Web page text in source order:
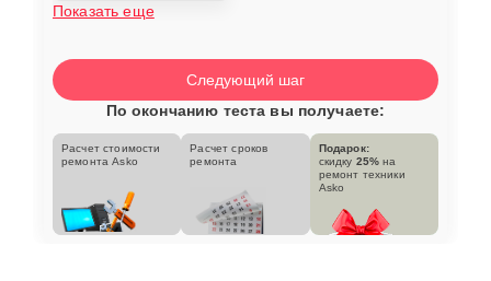
Показать еще
Следующий шаг
По окончанию теста вы получаете:
Расчет стоимости
ремонта Asko
Расчет сроков
ремонта
Подарок:
скидку 25% на
ремонт техники
Asko